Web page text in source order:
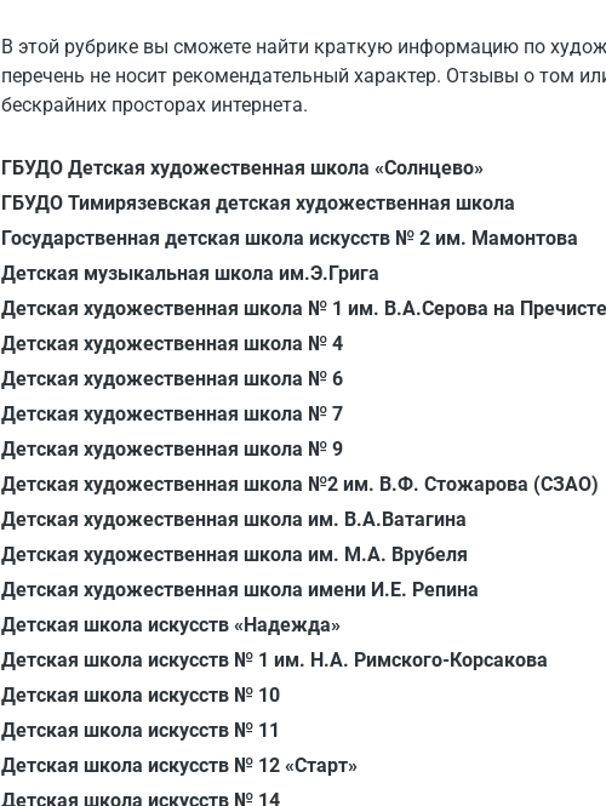
В этой рубрике вы сможете найти краткую информацию по
перечень не носит рекомендательный характер. Отзывы о том
бескрайних просторах интернета.
ГБУДО Детская художественная школа «Солнцево»
ГБУДО Тимирязевская детская художественная школа
Государственная детская школа искусств № 2 им. Мамонтова
Детская музыкальная школа им.Э.Грига
Детская художественная школа № 1 им. В.А.Серова на
Детская художественная школа № 4
Детская художественная школа № 6
Детская художественная школа № 7
Детская художественная школа № 9
Детская художественная школа №2 им. В.Ф. Стожарова (СЗАО)
Детская художественная школа им. В.А.Ватагина
Детская художественная школа им. М.А. Врубеля
Детская художественная школа имени И.Е. Репина
Детская школа искусств «Надежда»
Детская школа искусств № 1 им. Н.А. Римского-Корсакова
Детская школа искусств № 10
Детская школа искусств № 11
Детская школа искусств № 12 «Старт»
Детская школа искусств № 14